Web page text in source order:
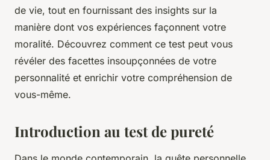
de vie, tout en fournissant des insights sur la
manière dont vos expériences façonnent votre
moralité. Découvrez comment ce test peut vous
révéler des facettes insoupçonnées de votre
personnalité et enrichir votre compréhension de
vous-même.
Introduction au test de pureté